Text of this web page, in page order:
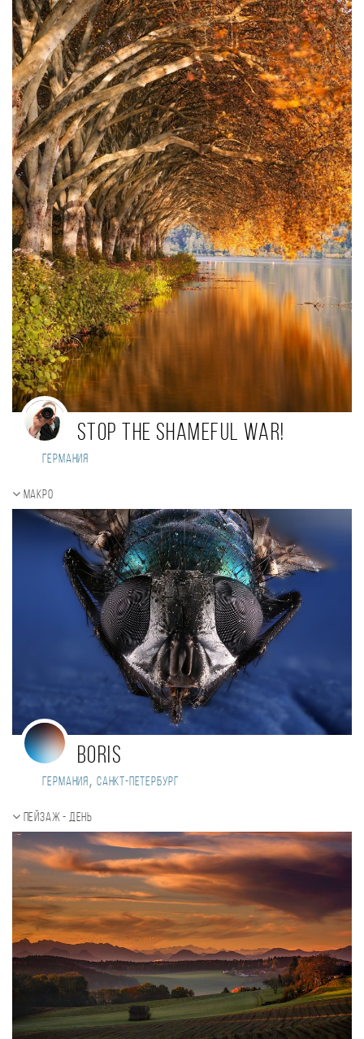
Stop the shameful war!
Германия
Макро
Boris
Германия, Санкт-Петербург
Пейзаж - день